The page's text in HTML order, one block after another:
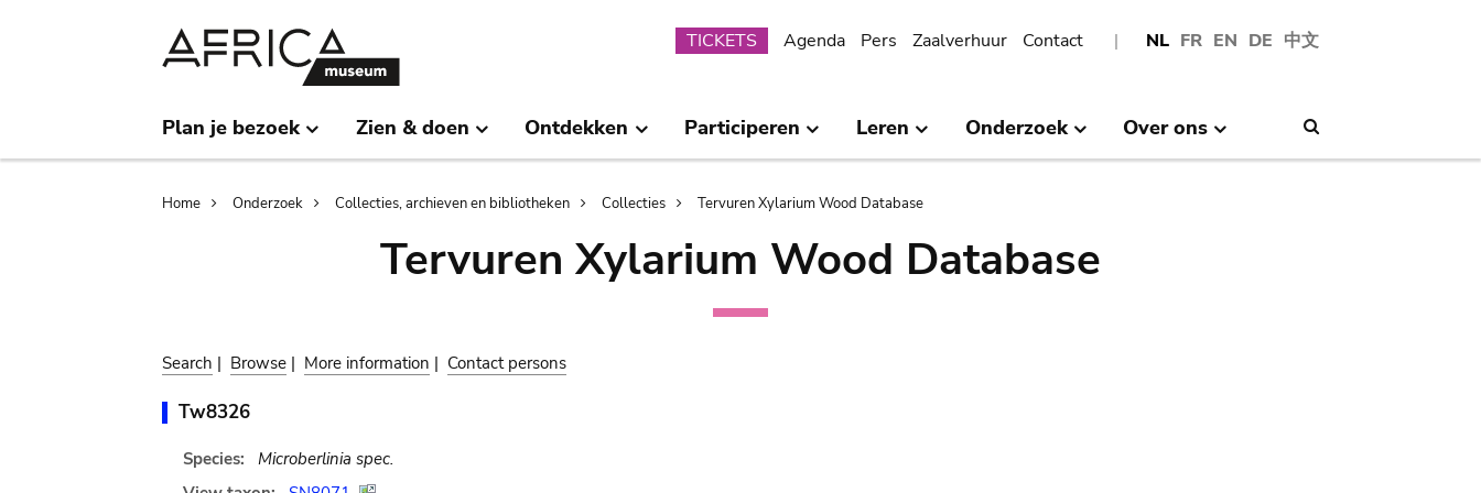
NL FR EN DE 中文
Submenu
TICKETS Agenda Pers Zaalverhuur Contact
Plan je bezoek Zien & doen Ontdekken Participeren Leren Onderzoek Over ons
Breadcrumb
Home Onderzoek Collecties, archieven en bibliotheken Collecties Tervuren Xylarium Wood Database
Tervuren Xylarium Wood Database
Search | Browse | More information | Contact persons
Tw8326
Species:
Microberlinia spec.